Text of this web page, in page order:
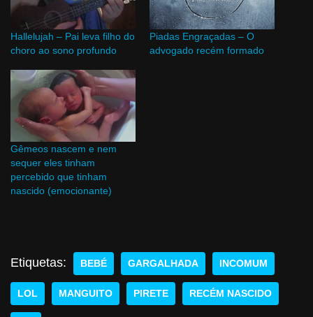
Hallelujah – Pai leva filho do
choro ao sono profundo
Piadas Engraçadas – O
advogado recém formado
Gêmeos nascem e nem
sequer eles tinham
percebido que tinham
nascido (emocionante)
Etiquetas: BEBÉ GARGALHADA INCOMUM
LOL MANGUITO PIRETE RECÉM NASCIDO